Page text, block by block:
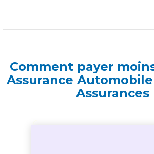
Comment payer
Assurance Automobile
Assurances